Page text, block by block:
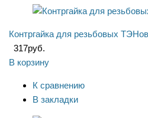
Контргайка для резьбовых
317руб.
В корзину
К сравнению
В закладки